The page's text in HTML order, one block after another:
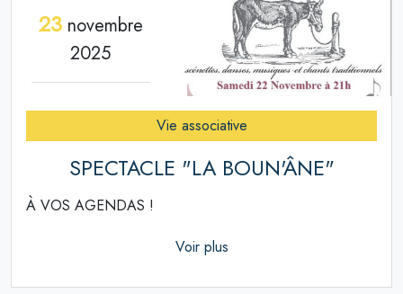
23novembre
2025
Vie associative
SPECTACLE "LA BOUN'ÂNE"
À VOS AGENDAS !
Voir plus